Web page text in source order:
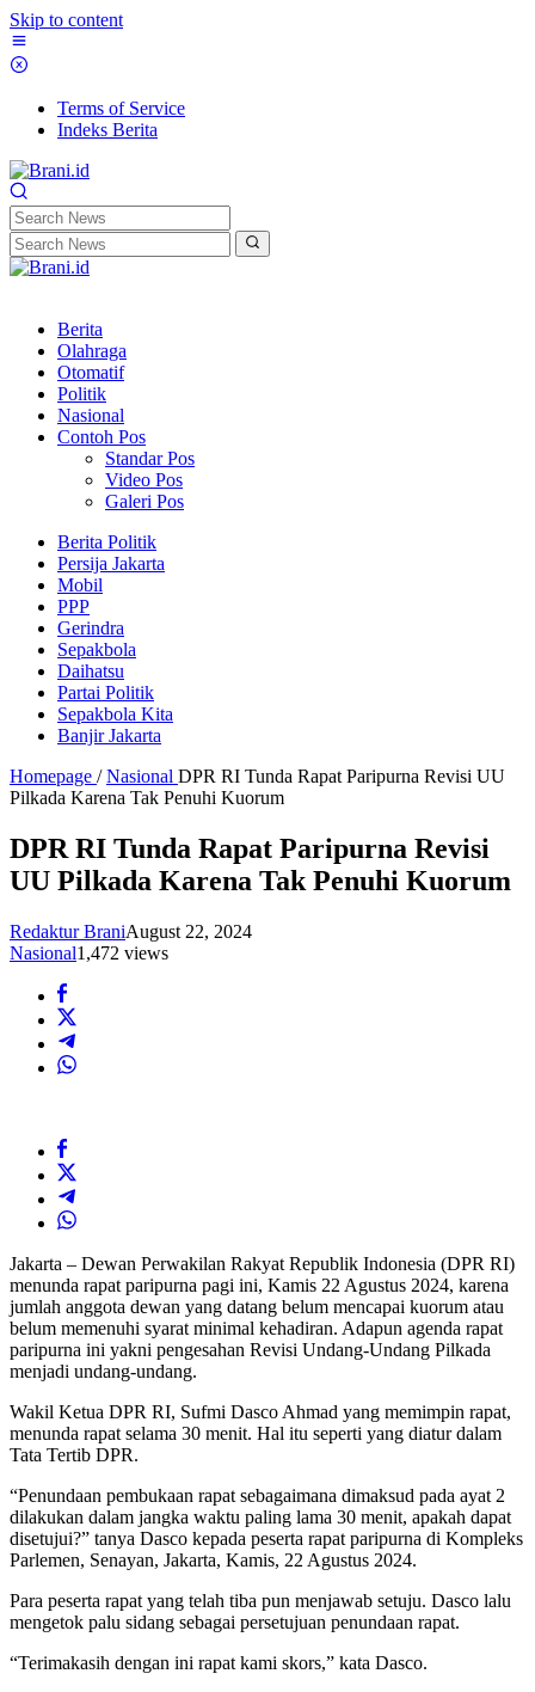
Skip to content
Terms of Service
Indeks Berita
Berita
Olahraga
Otomatif
Politik
Nasional
Contoh Pos
Standar Pos
Video Pos
Galeri Pos
Berita Politik
Persija Jakarta
Mobil
PPP
Gerindra
Sepakbola
Daihatsu
Partai Politik
Sepakbola Kita
Banjir Jakarta
Homepage / Nasional DPR RI Tunda Rapat Paripurna Revisi UU
Pilkada Karena Tak Penuhi Kuorum
DPR RI Tunda Rapat Paripurna Revisi
UU Pilkada Karena Tak Penuhi Kuorum
Redaktur BraniAugust 22, 2024
Nasional1,472 views
Jakarta – Dewan Perwakilan Rakyat Republik Indonesia (DPR RI)
menunda rapat paripurna pagi ini, Kamis 22 Agustus 2024, karena
jumlah anggota dewan yang datang belum mencapai kuorum atau
belum memenuhi syarat minimal kehadiran. Adapun agenda rapat
paripurna ini yakni pengesahan Revisi Undang-Undang Pilkada
menjadi undang-undang.
Wakil Ketua DPR RI, Sufmi Dasco Ahmad yang memimpin rapat,
menunda rapat selama 30 menit. Hal itu seperti yang diatur dalam
Tata Tertib DPR.
“Penundaan pembukaan rapat sebagaimana dimaksud pada ayat 2
dilakukan dalam jangka waktu paling lama 30 menit, apakah dapat
disetujui?” tanya Dasco kepada peserta rapat paripurna di Kompleks
Parlemen, Senayan, Jakarta, Kamis, 22 Agustus 2024.
Para peserta rapat yang telah tiba pun menjawab setuju. Dasco lalu
mengetok palu sidang sebagai persetujuan penundaan rapat.
“Terimakasih dengan ini rapat kami skors,” kata Dasco.